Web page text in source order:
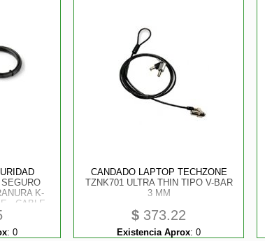
K-
- CABLE
ACERO
: 0
CANDADO LAPTOP TECHZONE
TZNK701 ULTRA THIN TIPO V-BAR
3 MM
$ 373.22
Existencia Aprox: 0